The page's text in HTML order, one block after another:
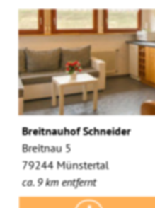
Breitnauhof Schneider
Breitnau 5
79244 Münstertal
ca. 9 km entfernt